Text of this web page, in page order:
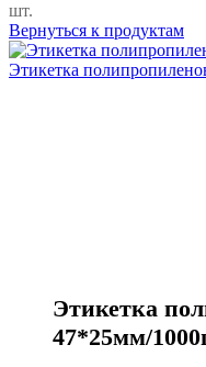
шт.
Вернуться к продуктам
Этикетка
Этикетка
47*25мм/